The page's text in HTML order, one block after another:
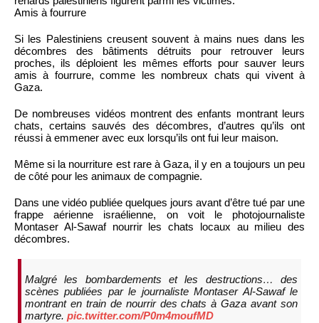
Amis à fourrure
Si les Palestiniens creusent souvent à mains nues dans les
décombres des bâtiments détruits pour retrouver leurs
proches, ils déploient les mêmes efforts pour sauver leurs
amis à fourrure, comme les nombreux chats qui vivent à
Gaza.
De nombreuses vidéos montrent des enfants montrant leurs
chats, certains sauvés des décombres, d’autres qu’ils ont
réussi à emmener avec eux lorsqu’ils ont fui leur maison.
Même si la nourriture est rare à Gaza, il y en a toujours un peu
de côté pour les animaux de compagnie.
Dans une vidéo publiée quelques jours avant d’être tué par une
frappe aérienne israélienne, on voit le photojournaliste
Montaser Al-Sawaf nourrir les chats locaux au milieu des
décombres.
Malgré les bombardements et les destructions… des
scènes publiées par le journaliste Montaser Al-Sawaf le
montrant en train de nourrir des chats à Gaza avant son
martyre. pic.twitter.com/P0m4moufMD